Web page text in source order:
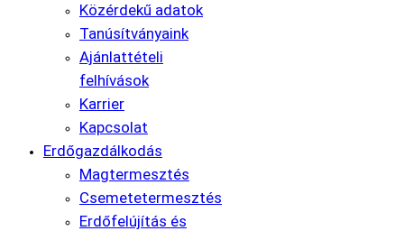
Közérdekű adatok
Tanúsítványaink
Ajánlattételi
felhívások
Karrier
Kapcsolat
Erdőgazdálkodás
Magtermesztés
Csemetetermesztés
Erdőfelújítás és